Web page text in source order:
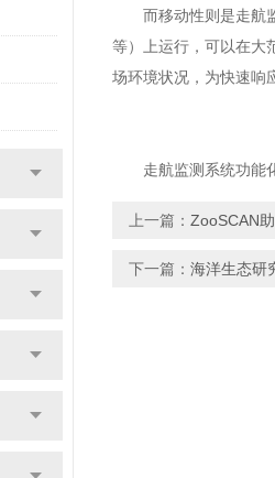
而移动性则是走航监
等）上运行，可以在大
场环境状况，为快速响
走航监测系统功能化
上一篇： ZooSCAN
下一篇： 海洋生态研